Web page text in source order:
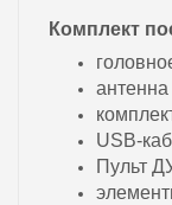
Комплект
антенна
USB-
Пульт